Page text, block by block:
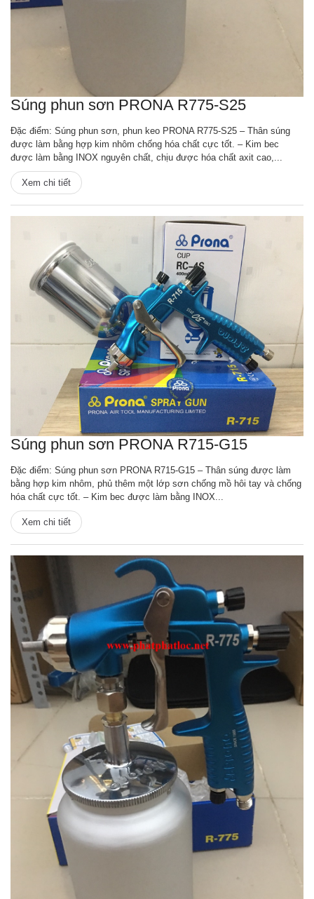
Súng phun sơn PRONA R775-S25
Đặc điểm: Súng phun sơn, phun keo PRONA R775-S25 – Thân súng
được làm bằng hợp kim nhôm chống hóa chất cực tốt. – Kim bec
được làm bằng INOX nguyên chất, chịu được hóa chất axit cao,...
Xem chi tiết
Súng phun sơn PRONA R715-G15
Đặc điểm: Súng phun sơn PRONA R715-G15 – Thân súng được làm
bằng hợp kim nhôm, phủ thêm một lớp sơn chống mồ hôi tay và chống
hóa chất cực tốt. – Kim bec được làm bằng INOX...
Xem chi tiết